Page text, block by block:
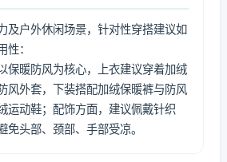
及户外休闲场景，针对性穿搭建议如
：
保暖防风为核心，上衣建议穿着加绒
风外套，下装搭配加绒保暖裤与防风
运动鞋；配饰方面，建议佩戴针织
免头部、颈部、手部受凉。